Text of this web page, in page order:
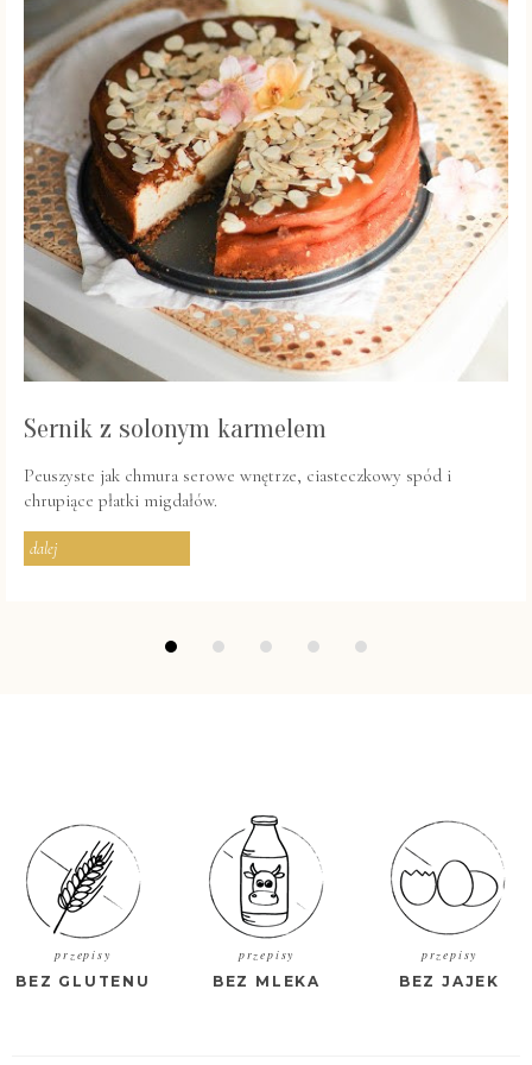
Sernik z solonym karmelem
Peuszyste jak chmura serowe wnętrze, ciasteczkowy spód i
chrupiące płatki migdałów.
dalej
przepisy
BEZ GLUTENU
przepisy
BEZ MLEKA
przepisy
BEZ JAJEK